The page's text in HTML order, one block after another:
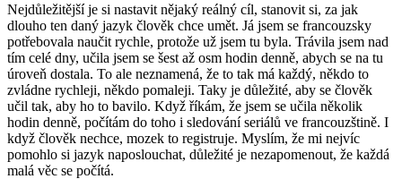
Nejdůležitější je si nastavit nějaký reálný cíl, stanovit si, za jak
dlouho ten daný jazyk člověk chce umět. Já jsem se francouzsky
potřebovala naučit rychle, protože už jsem tu byla. Trávila jsem nad
tím celé dny, učila jsem se šest až osm hodin denně, abych se na tu
úroveň dostala. To ale neznamená, že to tak má každý, někdo to
zvládne rychleji, někdo pomaleji. Taky je důležité, aby se člověk
učil tak, aby ho to bavilo. Když říkám, že jsem se učila několik
hodin denně, počítám do toho i sledování seriálů ve francouzštině. I
když člověk nechce, mozek to registruje. Myslím, že mi nejvíc
pomohlo si jazyk naposlouchat, důležité je nezapomenout, že každá
malá věc se počítá.